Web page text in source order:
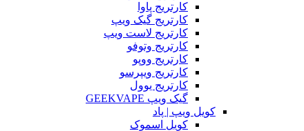
کارتریج پاوا
کارتریج گیک ویپ
کارتریج لاست ویپ
کارتریج وتوفو
کارتریج ووپو
کارتریج ویپرسو
کارتریج یوول
گیک ویپ GEEKVAPE
کویل ویپ | پاد
کویل اسموک